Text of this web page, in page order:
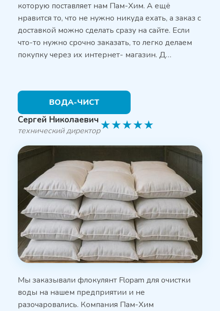
которую поставляет нам Пам-Хим. А ещё
нравится то, что не нужно никуда ехать, а заказ с
доставкой можно сделать сразу на сайте. Если
что-то нужно срочно заказать, то легко делаем
покупку через их интернет- магазин. Д…
ВОДА-ЧИСТ
Сергей Николаевич
технический директор★★★★★
Мы заказывали флокулянт Flopam для очистки
воды на нашем предприятии и не
разочаровались. Компания Пам-Хим